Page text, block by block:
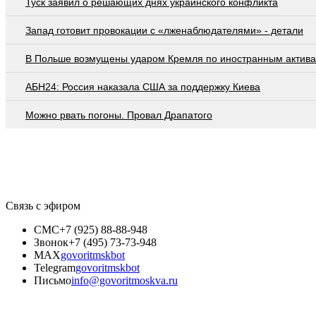
Запад готовит провокации с «лженаблюдателями» - детали
В Польше возмущены ударом Кремля по иностранным
АБН24: Россия наказала США за поддержку Киева
Можно рвать погоны. Провал Драпатого
Связь с эфиром
СМС+7 (925) 88-88-948
Звонок+7 (495) 73-73-948
MAXgovoritmskbot
Telegramgovoritmskbot
Письмоinfo@govoritmoskva.ru